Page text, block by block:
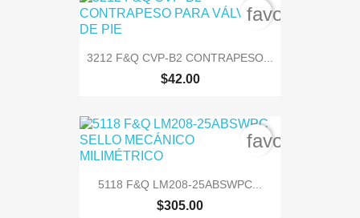
3212 F&Q CVP-B2 CONTRAPESO...
$42.00
5118 F&Q LM208-25ABSWPC...
$305.00